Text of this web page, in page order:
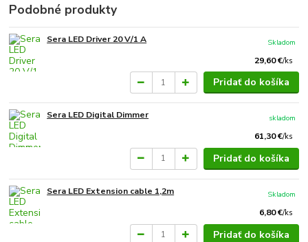
Podobné produkty
Sera LED Driver 20 V/1 A
29,60 €/ks
Skladom
Pridať do košíka
Sera LED Digital Dimmer
61,30 €/ks
skladom
Pridať do košíka
Sera LED Extension cable 1,2m
6,80 €/ks
Skladom
Pridať do košíka